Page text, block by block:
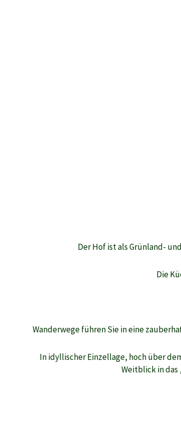
Der Hof ist als Grünland-
Die
Wanderwege führen Sie in eine
In idyllischer Einzellage, hoch über
Weitblick in das